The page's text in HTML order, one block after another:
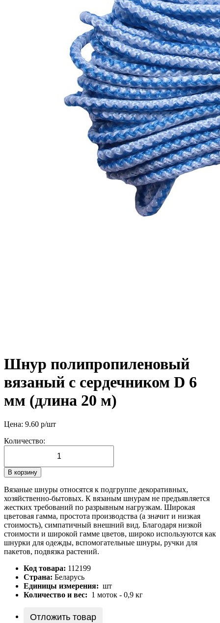
Шнур полипропиленовый
вязаный с сердечником D 6
мм (длина 20 м)
Цена: 9.60 р/шт
Количество:
В корзину
Вязаные шнуры относятся к подгруппе декоративных,
хозяйственно-бытовых. К вязаным шнурам не предъявляется
жестких требований по разрывным нагрузкам. Широкая
цветовая гамма, простота производства (а значит и низкая
стоимость), симпатичный внешний вид. Благодаря низкой
стоимости и широкой гамме цветов, широко используются как
шнурки для одежды, вспомогательные шнуры, ручки для
пакетов, подвязка растений.
Код товара: 112199
Страна: Беларусь
Единицы измерения: шт
Количество и вес: 1 моток - 0,9 кг
Отложить товар